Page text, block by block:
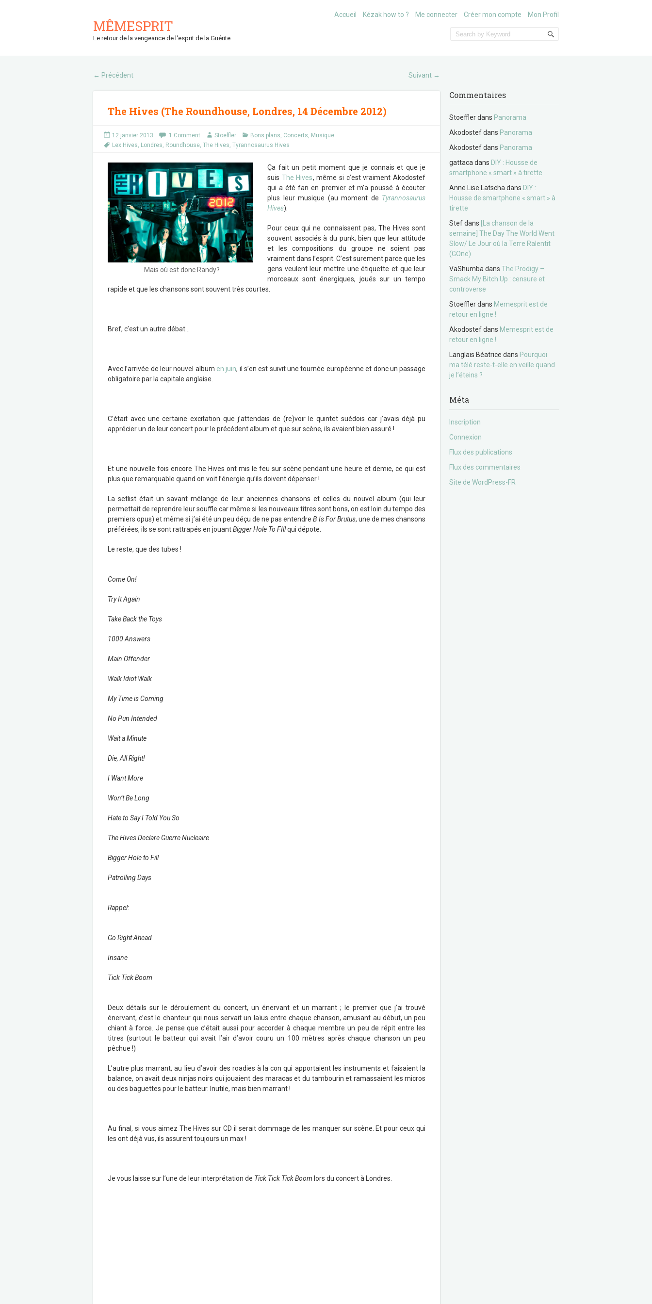
MÊMESPRIT
Le retour de la vengeance de l'esprit de la Guérite
Accueil Kézak how to ? Me connecter Créer mon compte Mon Profil
← Précédent Suivant →
The Hives (The Roundhouse, Londres, 14 Décembre 2012)
12 janvier 2013 1 Comment Stoeffler Bons plans, Concerts, Musique
Lex Hives, Londres, Roundhouse, The Hives, Tyrannosaurus Hives
Mais où est donc Randy?
Ça fait un petit moment que je connais et que je
suis The Hives, même si c’est vraiment Akodostef
qui a été fan en premier et m’a poussé à écouter
plus leur musique (au moment de Tyrannosaurus
Hives).
Pour ceux qui ne connaissent pas, The Hives sont
souvent associés à du punk, bien que leur attitude
et les compositions du groupe ne soient pas
vraiment dans l’esprit. C’est surement parce que les
gens veulent leur mettre une étiquette et que leur
morceaux sont énergiques, joués sur un tempo
rapide et que les chansons sont souvent très courtes.
Bref, c’est un autre débat…
Avec l’arrivée de leur nouvel album en juin, il s’en est suivit une tournée européenne et donc un passage
obligatoire par la capitale anglaise.
C’était avec une certaine excitation que j’attendais de (re)voir le quintet suédois car j’avais déjà pu
apprécier un de leur concert pour le précédent album et que sur scène, ils avaient bien assuré !
Et une nouvelle fois encore The Hives ont mis le feu sur scène pendant une heure et demie, ce qui est
plus que remarquable quand on voit l’énergie qu’ils doivent dépenser !
La setlist était un savant mélange de leur anciennes chansons et celles du nouvel album (qui leur
permettait de reprendre leur souffle car même si les nouveaux titres sont bons, on est loin du tempo des
premiers opus) et même si j’ai été un peu déçu de ne pas entendreB Is For Brutus, une de mes chansons
préférées, ils se sont rattrapés en jouantBigger Hole To FIllqui dépote.
Le reste, que des tubes !
Come On!
Try It Again
Take Back the Toys
1000 Answers
Main Offender
Walk Idiot Walk
My Time is Coming
No Pun Intended
Wait a Minute
Die, All Right!
I Want More
Won’t Be Long
Hate to Say I Told You So
The Hives Declare Guerre Nucleaire
Bigger Hole to Fill
Patrolling Days
Rappel:
Go Right Ahead
Insane
Tick Tick Boom
Deux détails sur le déroulement du concert, un énervant et un marrant ; le premier que j’ai trouvé
énervant, c’est le chanteur qui nous servait un laïus entre chaque chanson, amusant au début, un peu
chiant à force. Je pense que c’était aussi pour accorder à chaque membre un peu de répit entre les
titres (surtout le batteur qui avait l’air d’avoir couru un 100 mètres après chaque chanson un peu
pêchue !)
L’autre plus marrant, au lieu d’avoir des roadies à la con qui apportaient les instruments et faisaient la
balance, on avait deux ninjas noirs qui jouaient des maracas et du tambourin et ramassaient les micros
ou des baguettes pour le batteur. Inutile, mais bien marrant !
Au final, si vous aimez The Hives sur CD il serait dommage de les manquer sur scène. Et pour ceux qui
les ont déjà vus, ils assurent toujours un max !
Je vous laisse sur l’une de leur interprétation de Tick Tick Tick Boom lors du concert à Londres.
Commentaires
Stoefflerdans Panorama
Akodostefdans Panorama
Akodostefdans Panorama
gattaca dans DIY : Housse de
smartphone « smart » à tirette
Anne Lise Latscha dans DIY :
Housse de smartphone « smart » à
tirette
Stefdans
[La chanson de la
semaine] The Day The World Went
Slow/ Le Jour où la Terre Ralentit
(GOne)
VaShumba dansThe Prodigy –
Smack My Bitch Up : censure et
controverse
Stoefflerdans Memesprit est de
retour en ligne !
Akodostefdans Memesprit est de
retour en ligne !
Langlais Béatrice dans Pourquoi
ma télé reste-t-elle en veille quand
je l’éteins ?
Méta
Inscription
Connexion
Flux des publications
Flux des commentaires
Site de WordPress-FR